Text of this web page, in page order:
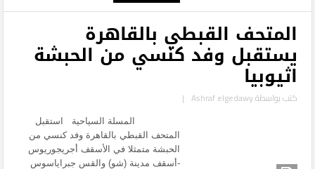
المتحف القبطي بالقاهرة
يستقبل وفد كنسي من الحبشة
اثيوبيا
كتب بواسطةAshraf elgedawy
|
المسلة السياحية استقبل
المتحف القبطي بالقاهرة وفد كنسي من
الحبشة متمثلا في الأسقف أجريجوريوس
-أسقف مدينة (شو) والقس جبراياسوس